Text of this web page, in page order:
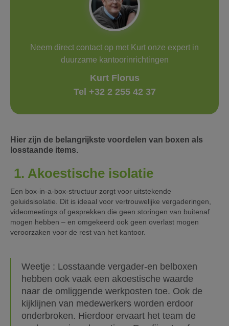
Neem direct contact op met Kurt onze expert in
duurzame kantoorinrichtingen
Kurt Florus
Tel +32 2 255 42 37
Hier zijn de belangrijkste voordelen van boxen als
losstaande items.
1. Akoestische isolatie
Een box-in-a-box-structuur zorgt voor uitstekende
geluidsisolatie. Dit is ideaal voor vertrouwelijke vergaderingen,
videomeetings of gesprekken die geen storingen van buitenaf
mogen hebben – en omgekeerd ook geen overlast mogen
veroorzaken voor de rest van het kantoor.
Weetje : Losstaande vergader-en belboxen
hebben ook vaak een akoestische waarde
naar de omliggende werkposten toe. Ook de
kijklijnen van medewerkers worden erdoor
onderbroken. Hierdoor ervaart het team de